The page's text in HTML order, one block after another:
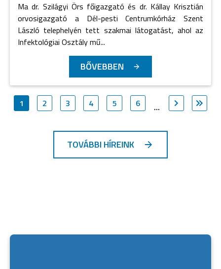
Ma dr. Szilágyi Örs főigazgató és dr. Kállay Krisztián
orvosigazgató a Dél-pesti Centrumkórház Szent
László telephelyén tett szakmai látogatást, ahol az
Infektológiai Osztály mű...
BŐVEBBEN
1 2 3 4 5 6 ...
TOVÁBBI HÍREINK